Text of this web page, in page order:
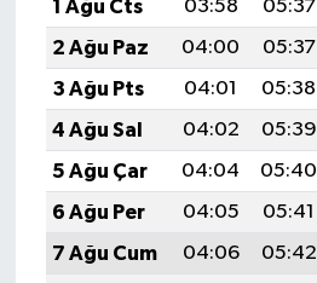
1 Ağu Cts
03:58 05:37
2 Ağu Paz
04:00 05:37
3 Ağu Pts
04:01 05:38
4 Ağu Sal
04:02 05:39
5 Ağu Çar
04:04 05:40
6 Ağu Per
04:05 05:41
7 Ağu Cum
04:06 05:42